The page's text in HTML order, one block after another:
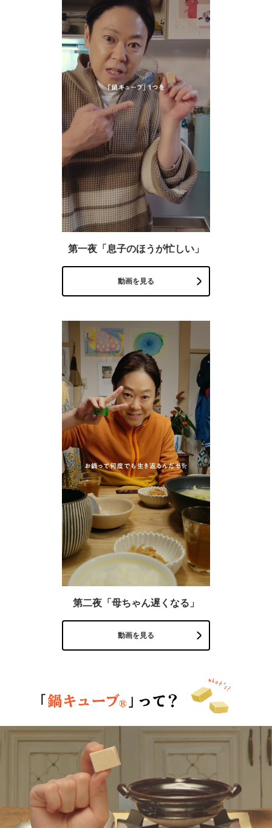
第一夜「息子のほうが忙しい」
動画を見る
第二夜「母ちゃん遅くなる」
動画を見る